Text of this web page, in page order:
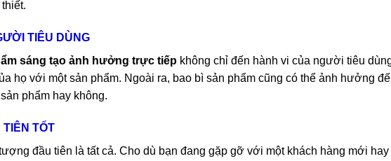
TIÊU DÙNG
sáng tạo ảnh hưởng trực tiếp không chỉ đến hành vi của người tiêu
họ với một sản phẩm. Ngoài ra, bao bì sản phẩm cũng có thể ảnh hưởng
phẩm hay không.
TỐT
đầu tiên là tất cả. Cho dù bạn đang gặp gỡ với một khách hàng mới